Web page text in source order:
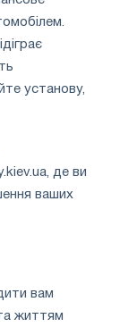
установу,
де ви
ваших
вам
життям